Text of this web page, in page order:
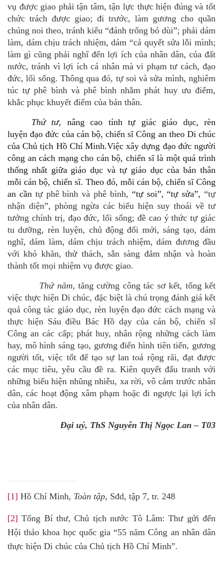
vụ được giao phải tận tâm, tận lực thực hiện đúng và tốt
chức trách được giao; đi trước, làm gương cho quần
chúng noi theo, tránh kiểu “đánh trống bỏ dùi”; phải dám
làm, dám chịu trách nhiệm, dám “cả quyết sửa lỗi mình;
làm gì cũng phải nghĩ đến lợi ích của nhân dân, của đất
nước, tránh vì lợi ích cá nhân mà vi phạm tư cách, đạo
đức, lối sống. Thông qua đó, tự soi và sửa mình, nghiêm
túc tự phê bình và phê bình nhằm phát huy ưu điểm,
khắc phục khuyết điểm của bản thân.
Thứ tư, nâng cao tính tự giác giáo dục, rèn
luyện đạo đức của cán bộ, chiến sĩCông an theo Di chúc
của Chủ tịch Hồ Chí Minh.Việc xây dựng đạo đức người
công an cách mạng cho cán bộ, chiến sĩ là một quá trình
thống nhất giữa giáo dục và tự giáo dục của bản thân
mỗi cán bộ, chiến sĩ. Theo đó, mỗi cán bộ, chiến sĩ Công
an cần tự phê bình và phê bình, “tự soi”, “tự sửa”, “tự
nhận diện”, phòng ngừa các biểu hiện suy thoái về tư
tưởng chính trị, đạo đức, lối sống; đề cao ý thức tự giác
tu dưỡng, rèn luyện, chủ động đổi mới, sáng tạo, dám
nghĩ, dám làm, dám chịu trách nhiệm, dám đương đầu
với khó khăn, thử thách, sẵn sàng đảm nhận và hoàn
thành tốt mọi nhiệm vụ được giao.
Thứ năm, tăng cường công tác sơ kết, tổng kết
việc thực hiện Di chúc, đặc biệt là chú trọng đánh giá kết
quả công tác giáo dục, rèn luyện đạo đức cách mạng và
thực hiện Sáu điều Bác Hồ dạy của cán bộ, chiến sĩ
Công an các cấp; phát huy, nhân rộng những cách làm
hay, mô hình sáng tạo, gương điển hình tiên tiến, gương
người tốt, việc tốt để tạo sự lan toả rộng rãi, đạt được
các mục tiêu, yêu cầu đề ra. Kiên quyết đấu tranh với
những biểu hiện nhũng nhiễu, xa rời, vô cảm trước nhân
dân, các hoạt động xâm phạm hoặc đi ngược lại lợi ích
của nhân dân.
Đại uý, ThS Nguyễn Thị Ngọc Lan – T03
[1] Hồ Chí Minh, Toàn tập, Sđd, tập 7, tr. 248
[2] Tổng Bí thư, Chủ tịch nước Tô Lâm: Thư gửi đến
Hội thảo khoa học quốc gia “55 năm Công an nhân dân
thực hiện Di chúc của Chủ tịch Hồ Chí Minh”.